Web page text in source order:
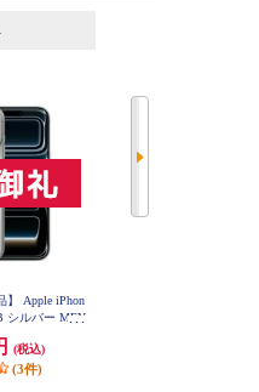
】 Apple iPhon
シルバー MFY
(税込)
(3件)